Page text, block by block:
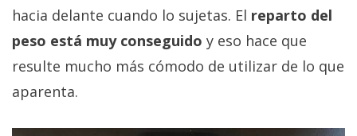
hacia delante cuando lo sujetas. El reparto del
peso está muy conseguido y eso hace que
resulte mucho más cómodo de utilizar de lo que
aparenta.